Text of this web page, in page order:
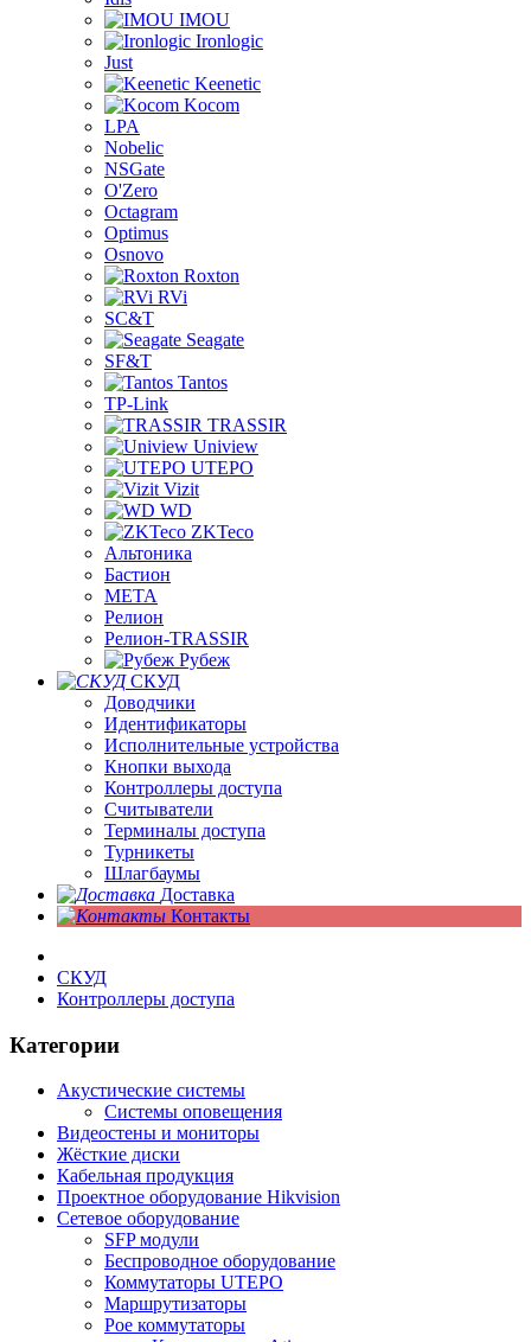
IMOU
Ironlogic
Just
Keenetic
Kocom
LPA
Nobelic
NSGate
O'Zero
Octagram
Optimus
Osnovo
Roxton
RVi
SC&T
Seagate
SF&T
Tantos
TP-Link
TRASSIR
Uniview
UTEPO
Vizit
WD
ZKTeco
Альтоника
Бастион
МЕТА
Релион
Релион-TRASSIR
Рубеж
СКУД
Доводчики
Идентификаторы
Исполнительные устройства
Кнопки выхода
Контроллеры доступа
Считыватели
Терминалы доступа
Турникеты
Шлагбаумы
Доставка
Контакты
СКУД
Контроллеры доступа
Категории
Акустические системы
Системы оповещения
Видеостены и мониторы
Жёсткие диски
Кабельная продукция
Проектное оборудование Hikvision
Сетевое оборудование
SFP модули
Беспроводное оборудование
Коммутаторы UTEPO
Маршрутизаторы
Poe коммутаторы